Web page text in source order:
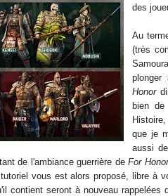
des
Au
(très
Honor
bien
que je
aussi
de l'ambiance guerrière deFor Honor
vous est alors proposé, libre à
contient seront à nouveau rappelées